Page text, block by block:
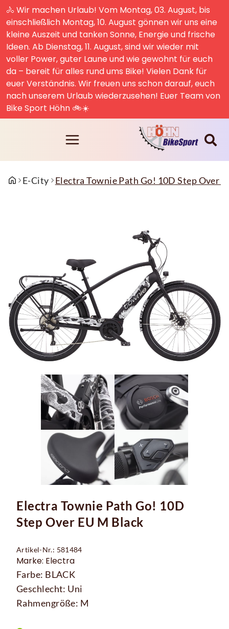
🚴 Wir machen Urlaub! Vom Montag, 03. August, bis
einschließlich Montag, 10. August gönnen wir uns eine
kleine Auszeit und tanken Sonne, Energie und frische
Ideen. Ab Dienstag, 11. August, sind wir wieder mit
voller Power, guter Laune und wie gewohnt für euch
da – bereit für alles rund ums Bike! Vielen Dank für
euer Verständnis. Wir freuen uns schon darauf, euch
nach unserem Urlaub wiederzusehen! Euer Team von
Bike Sport Höhn 🚲☀️
E-City Electra Townie Path Go! 10D Step Over
Electra Townie Path Go! 10D
Step Over EU M Black
Artikel-Nr.: 581484
Marke: Electra
Farbe: BLACK
Geschlecht: Uni
Rahmengröße: M